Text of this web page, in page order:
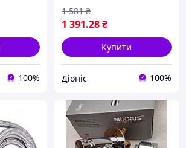
100%
1 391.28₴
1 581 ₴
Купити
Діоніс 100%